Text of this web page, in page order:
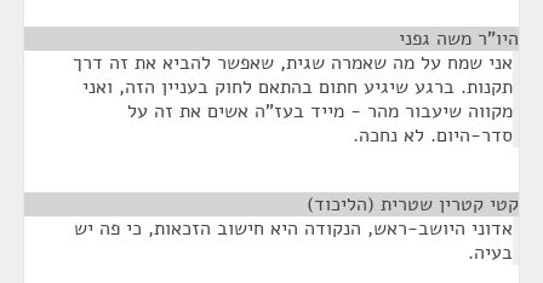
היו"ר משה גפני
אני שמח על מה שאמרה שגית, שאפשר להביא את זה דרך
תקנות. ברגע שיגיע חתום בהתאם לחוק בעניין הזה, ואני
מקווה שיעבור מהר - מייד בעז"ה אשים את זה על
סדר-היום. לא נחכה.
קטי קטרין שטרית (הליכוד)
אדוני היושב-ראש, הנקודה היא חישוב הזכאות, כי פה יש
בעיה.